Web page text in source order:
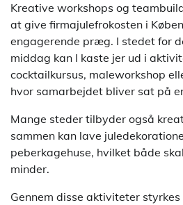
Kreative workshops og
at give firmajulefrokosten i
engagerende præg. I stedet for
middag kan I kaste jer ud i
cocktailkursus, maleworkshop
hvor samarbejdet bliver sat på
Mange steder tilbyder også
sammen kan lave
peberkagehuse, hvilket både
minder.
Gennem disse aktiviteter